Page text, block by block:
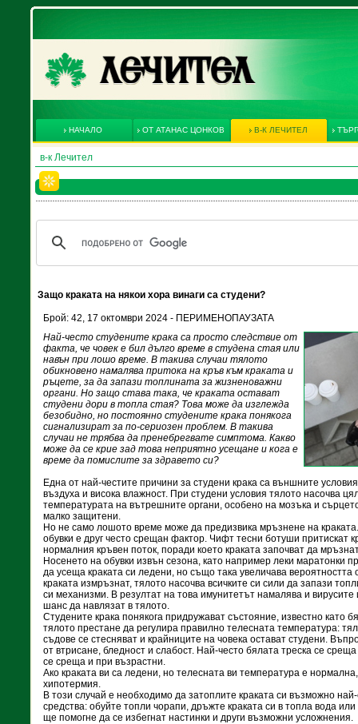
НАЧАЛО ОТ АТАНАС ЦОНКОВ В-К ЛЕЧИТЕЛ
в-к Лечител
Защо краката на някои хора винаги са студени?
Брой: 42, 17 октомври 2024 - ПЕРИМЕНОПАУЗАТА
Най-често студените крака са просто следствие от
факта, че човек е бил дълго време в студена стая или
навън при лошо време. В такива случаи тялото
обикновено намалява притока на кръв към краката и
ръцете, за да запази топлината за жизненоважни
органи. Но защо става така, че краката остават
студени дори в топла стая? Това може да изглежда
безобидно, но постоянно студените крака понякога
сигнализират за по-сериозен проблем. В такива
случаи не трябва да пренебрегвате симптома. Какво
може да се крие зад това неприятно усещане и кога е
време да помислите за здравето си?
Една от най-честите причини за студени крака са външните
въздуха и висока влажност. При студени условия тялото насочва
температурата на вътрешните органи, особено на мозъка и
малко защитени.
Но не само лошото време може да предизвика мръзнене на
обувки е друг често срещан фактор. Чифт тесни ботуши притискат
нормалния кръвен поток, поради което краката започват да
Носенето на обувки извън сезона, като например леки маратонки
да усеща краката си ледени, но също така увеличава вероятността
краката измръзнат, тялото насочва всичките си сили да запази
си механизми. В резултат на това имунитетът намалява и
шанс да навлязат в тялото.
Студените крака понякога придружават състояние, известно като
тялото престане да регулира правилно телесната температура:
съдове се стесняват и крайниците на човека остават студени.
от втрисане, бледност и слабост. Най-често бялата треска се
се среща и при възрастни.
Ако краката ви са ледени, но телесната ви температура е
хипотермия.
В този случай е необходимо да затоплите краката си възможно
средства: обуйте топли чорапи, дръжте краката си в топла вода
ще помогне да се избегнат настинки и други възможни усложнения.